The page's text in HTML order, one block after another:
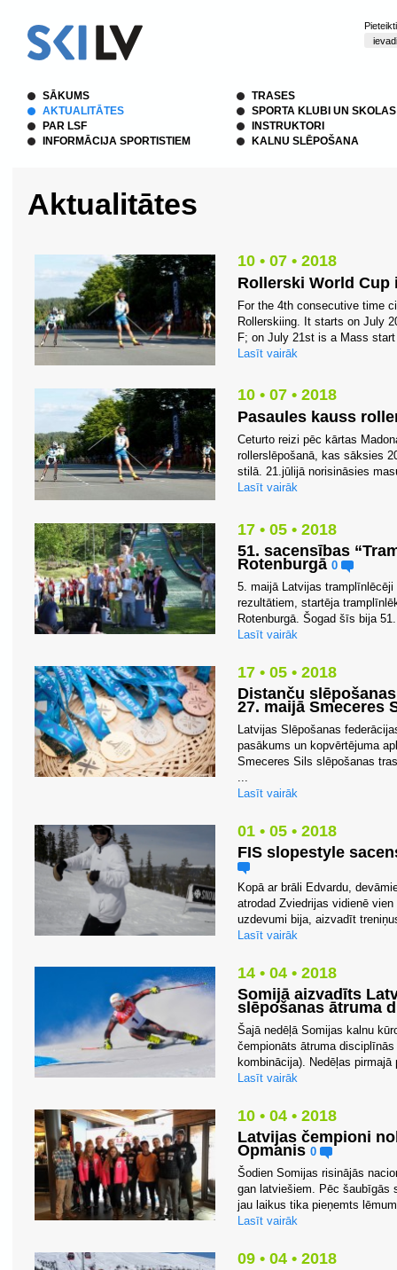
SĀKUMS
AKTUALITĀTES
PAR LSF
INFORMĀCIJA SPORTISTIEM
TRASES
SPORTA KLUBI UN SKOLAS
INSTRUKTORI
KALNU SLĒPOŠANA
Aktualitātes
10 • 07 • 2018
Rollerski World Cup
For the 4th consecutive time
Rollerskiing. It starts on July
F; on July 21st is a Mass
Lasīt vairāk
10 • 07 • 2018
Pasaules kauss
Ceturto reizi pēc kārtas
rollerslēpošanā, kas sāksies
stilā. 21.jūlijā norisināsies
Lasīt vairāk
17 • 05 • 2018
51. sacensības
Rotenburgā 0
5. maijā Latvijas
rezultātiem, startēja
Rotenburgā. Šogad šīs bija
Lasīt vairāk
17 • 05 • 2018
Distanču
27. maijā Smeceres
Latvijas Slēpošanas
pasākums un kopvērtējuma
Smeceres Sils slēpošanas
Lasīt vairāk
01 • 05 • 2018
FIS slopestyle
Kopā ar brāli Edvardu,
atrodad Zviedrijas vidienē
uzdevumi bija, aizvadīt
Lasīt vairāk
14 • 04 • 2018
Somijā aizvadīts
slēpošanas ātruma
Šajā nedēļā Somijas kalnu
čempionāts ātruma
kombinācija). Nedēļas
Lasīt vairāk
10 • 04 • 2018
Latvijas čempioni
Opmanis 0
Šodien Somijas risinājās
gan latviešiem. Pēc šaubīgās
jau laikus tika pieņemts
Lasīt vairāk
09 • 04 • 2018